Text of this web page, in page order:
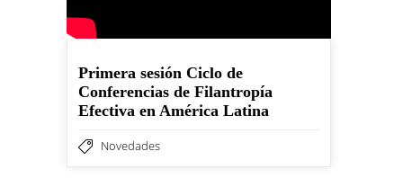
Primera sesión Ciclo de
Conferencias de Filantropía
Efectiva en América Latina
Novedades